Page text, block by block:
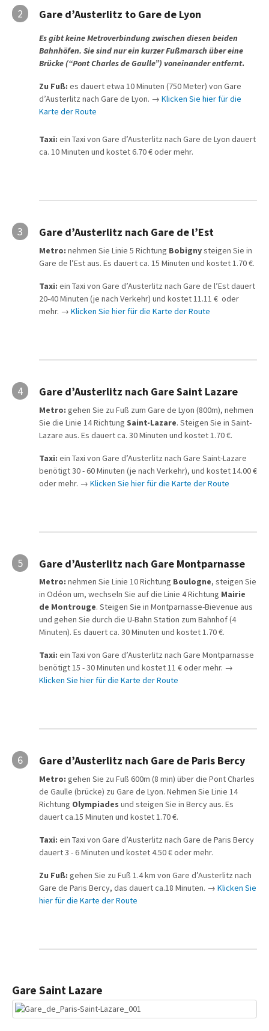
2 Gare d’Austerlitz to Gare de Lyon
Es gibt keine Metroverbindung zwischen diesen beiden
Bahnhöfen. Sie sind nur ein kurzer Fußmarsch über eine
Brücke(“Pont Charles de Gaulle”) voneinander entfernt.
Zu Fuß: es dauert etwa 10 Minuten (750 Meter) von Gare
d’Austerlitz nach Gare de Lyon. → Klicken Sie hier für die
Karte der Route
Taxi: ein Taxi von Gare d’Austerlitz nach Gare de Lyon dauert
ca. 10 Minuten und kostet 6.70 € oder mehr.
3 Gare d’Austerlitz nach Gare de l’Est
Metro: nehmen Sie Linie 5 Richtung Bobignysteigen Sie in
Gare de l’Est aus. Es dauert ca. 15 Minuten und kostet 1.70 €.
Taxi: ein Taxi von Gare d’Austerlitz nach Gare de l’Est dauert
20-40 Minuten (je nach Verkehr) und kostet 11.11 € oder
mehr. → Klicken Sie hier für die Karte der Route
4 Gare d’Austerlitz nach Gare Saint Lazare
Metro: gehen Sie zu Fuß zum Gare de Lyon (800m), nehmen
Sie die Linie 14 Richtung Saint-Lazare. Steigen Sie in Saint-
Lazare aus. Es dauert ca. 30 Minuten und kostet 1.70 €.
Taxi: ein Taxi von Gare d’Austerlitz nach Gare Saint-Lazare
benötigt 30 - 60 Minuten (je nach Verkehr), und kostet 14.00 €
oder mehr. → Klicken Sie hier für die Karte der Route
5 Gare d’Austerlitz nach Gare Montparnasse
Metro: nehmen Sie Linie 10 Richtung Boulogne, steigen Sie
in Odéon um, wechseln Sie auf die Linie 4 Richtung Mairie
de Montrouge. Steigen Sie in Montparnasse-Bievenue aus
und gehen Sie durch die U-Bahn Station zum Bahnhof (4
Minuten). Es dauert ca. 30 Minuten und kostet 1.70 €.
Taxi: ein Taxi von Gare d’Austerlitz nach Gare Montparnasse
benötigt 15 - 30 Minuten und kostet 11 € oder mehr. →
Klicken Sie hier für die Karte der Route
6 Gare d’Austerlitz nach Gare de Paris Bercy
Metro: gehen Sie zu Fuß 600m (8 min) über die Pont Charles
de Gaulle (brücke) zu Gare de Lyon. Nehmen Sie Linie 14
Richtung Olympiades und steigen Sie in Bercy aus. Es
dauert ca.15 Minuten und kostet 1.70 €.
Taxi: ein Taxi von Gare d’Austerlitz nach Gare de Paris Bercy
dauert 3 - 6 Minuten und kostet 4.50 € oder mehr.
Zu Fuß: gehen Sie zu Fuß 1.4 km von Gare d’Austerlitz nach
Gare de Paris Bercy, das dauert ca.18 Minuten. → Klicken Sie
hier für die Karte der Route
Gare Saint Lazare